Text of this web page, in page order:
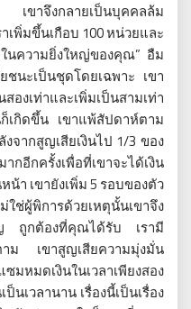
ขาจึงกลายเป็นบุคคลล้ม
าเพิ่มขึ้นเกือบ 100 หน่วยและ
นความยิ่งใหญ่ของคุณ” อืม
ชนะเป็นชุดโดยเฉพาะ เขา
องเท่าและเพิ่มเป็นสามเท่า
เกิดขึ้น เขาแพ้สัปดาห์ตาม
จากสูญเสียเงินไป 1/3 ของ
กอีกครั้งเพื่อที่เขาจะได้เงิน
า เขายังเพิ่ม 5 รอบของตัว
ใช่ผู้พิการด้วยเหตุนั้นเขาจึง
ญ ถูกต้องที่คุณได้รับ เรามี
ม เขาสูญเสียความมุ่งมั่น
มดเงินในเวลาเพียงสอง
เวลานาน เรื่องนี้เป็นเรื่อง